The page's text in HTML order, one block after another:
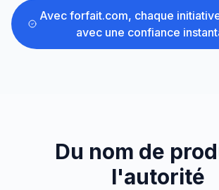
Avec forfait.com, chaque
avec une confiance
Du nom de
l'autorité